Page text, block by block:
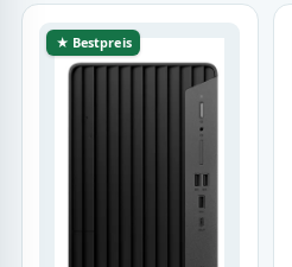
★ Bestpreis